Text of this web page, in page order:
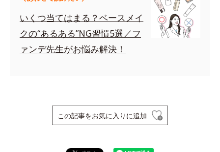
いくつ当てはまる？ベースメイ
クの“あるある”NG習慣5選／フ
ァンデ先生がお悩み解決！
この記事をお気に入りに追加